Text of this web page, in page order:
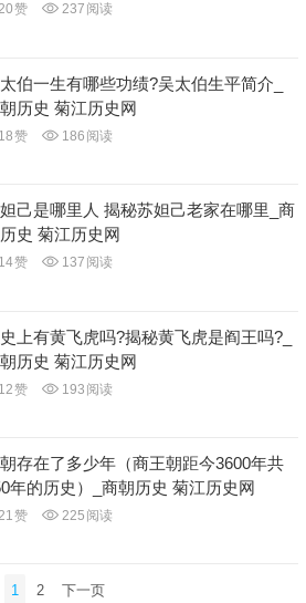
赞 237 阅读
伯一生有哪些功绩?吴太伯生平简介_
历史 菊江历史网
赞 186 阅读
己是哪里人 揭秘苏妲己老家在哪里_商
史 菊江历史网
赞 137 阅读
上有黄飞虎吗?揭秘黄飞虎是阎王吗?_
历史 菊江历史网
赞 193 阅读
存在了多少年（商王朝距今3600年共
年的历史）_商朝历史 菊江历史网
赞 225 阅读
1 2 下一页